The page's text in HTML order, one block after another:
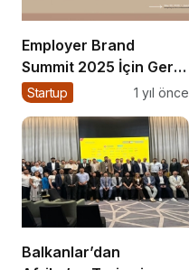
Employer Brand
Summit 2025 İçin Geri
Sayım!
Startup 1 yıl önce
Balkanlar’dan